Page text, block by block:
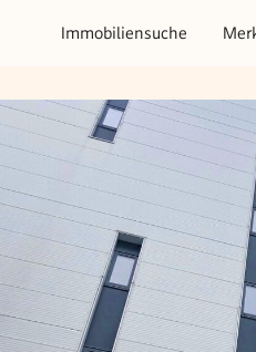
Immobiliensuche